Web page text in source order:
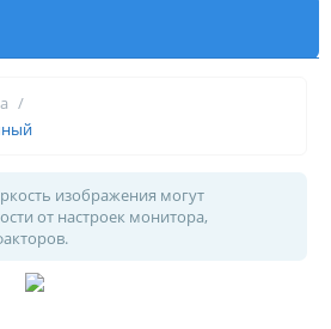
/
изображения могут
от настроек монитора,